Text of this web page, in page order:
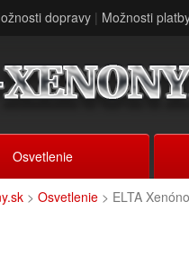
dopravy | Možnosti
Osvetlenie
> Osvetlenie > ELTA